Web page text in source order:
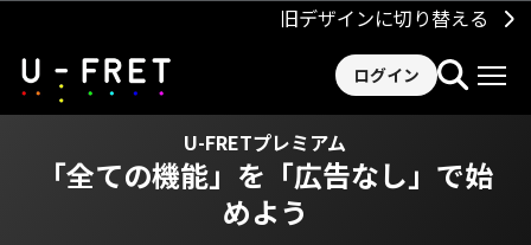
旧デザインに切り替える
ログイン
U-FRETプレミアム
「全ての機能」を 「広告なし」で始
めよう